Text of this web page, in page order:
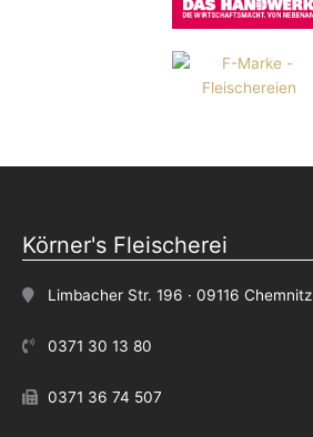
Körner's Fleischerei
Limbacher Str. 196 · 09116 Chemnitz
0371 30 13 80
0371 36 74 507